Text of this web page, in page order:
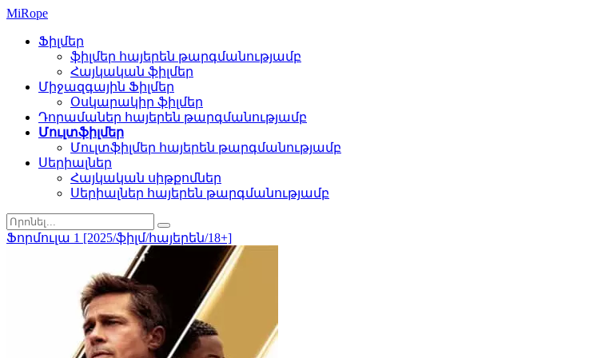
MiRope
Ֆիլմեր
ֆիլմեր հայերեն թարգմանությամբ
Հայկական ֆիլմեր
Միջազգային Ֆիլմեր
Օսկարակիր ֆիլմեր
Դորամաներ հայերեն թարգմանությամբ
Մուլտֆիլմեր
Մուլտֆիլմեր հայերեն թարգմանությամբ
Սերիալներ
Հայկական սիթքոմներ
Սերիալներ հայերեն թարգմանությամբ
Ֆորմուլա 1 [2025/ֆիլմ/հայերեն/18+]